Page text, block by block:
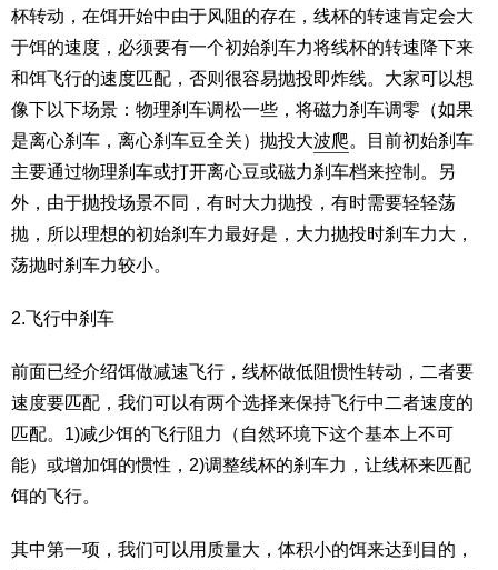
杯转动，在饵开始中由于风阻的存在，线杯的转速肯定会大
于饵的速度，必须要有一个初始刹车力将线杯的转速降下来
和饵飞行的速度匹配，否则很容易抛投即炸线。大家可以想
像下以下场景：物理刹车调松一些，将磁力刹车调零（如果
是离心刹车，离心刹车豆全关）抛投大波爬。目前初始刹车
主要通过物理刹车或打开离心豆或磁力刹车档来控制。另
外，由于抛投场景不同，有时大力抛投，有时需要轻轻荡
抛，所以理想的初始刹车力最好是，大力抛投时刹车力大，
荡抛时刹车力较小。
2.飞行中刹车
前面已经介绍饵做减速飞行，线杯做低阻惯性转动，二者要
速度要匹配，我们可以有两个选择来保持飞行中二者速度的
匹配。1)减少饵的飞行阻力（自然环境下这个基本上不可
能）或增加饵的惯性，2)调整线杯的刹车力，让线杯来匹配
饵的飞行。
其中第一项，我们可以用质量大，体积小的饵来达到目的，